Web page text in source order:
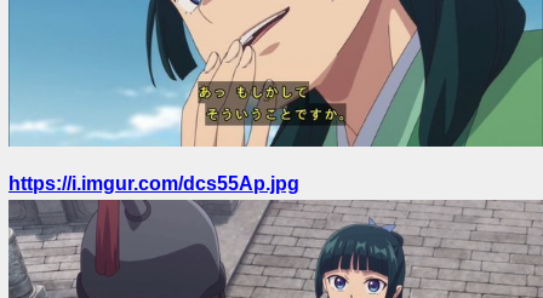
https://i.imgur.com/dcs55Ap.jpg